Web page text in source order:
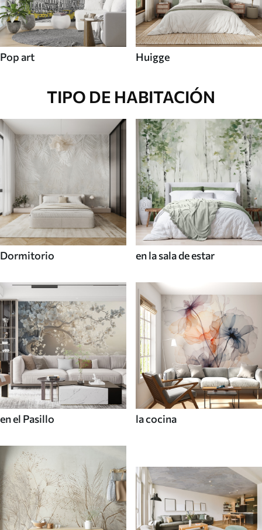
Pop art Huigge
TIPO DE HABITACIÓN
Dormitorio en la sala de estar
en el Pasillo la cocina